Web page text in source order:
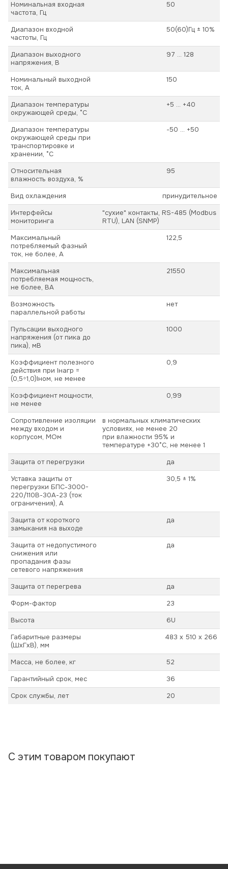
Номинальная входная
частота, Гц
50
Диапазон входной
частоты, Гц
50(60)Гц ± 10%
Диапазон выходного
напряжения, В
97 ... 128
Номинальный выходной
ток, А
150
Диапазон температуры
окружающей среды, °С
+5 ... +40
Диапазон температуры
окружающей среды при
транспортировке и
хранении, °С
-50 ... +50
Относительная
влажность воздуха, %
95
Вид охлаждения
принудительное
Интерфейсы
мониторинга
"сухие" контакты, RS-485 (Modbus
RTU), LAN (SNMP)
Максимальный
потребляемый фазный
ток, не более, А
122,5
Максимальная
потребляемая мощность,
не более, ВА
21550
Возможность
параллельной работы
нет
Пульсации выходного
напряжения (от пика до
пика), мВ
1000
Коэффициент полезного
действия при Iнагр =
(0,5÷1,0)Iном, не менее
0,9
Коэффициент мощности,
не менее
0,99
Сопротивление изоляции
между входом и
корпусом, МОм
в нормальных климатических
условиях, не менее 20
при влажности 95% и
температуре +30°С, не менее 1
Защита от перегрузки
да
Уставка защиты от
перегрузки БПС-3000-
220/110В-30А-23 (ток
ограничения), А
30,5 ± 1%
Защита от короткого
замыкания на выходе
да
Защита от недопустимого
снижения или
пропадания фазы
сетевого напряжения
да
Защита от перегрева
да
Форм-фактор
23
Высота
6U
Габаритные размеры
(ШхГхВ), мм
483 х 510 х 266
Масса, не более, кг
52
Гарантийный срок, мес
36
Срок службы, лет
20
С этим товаром покупают